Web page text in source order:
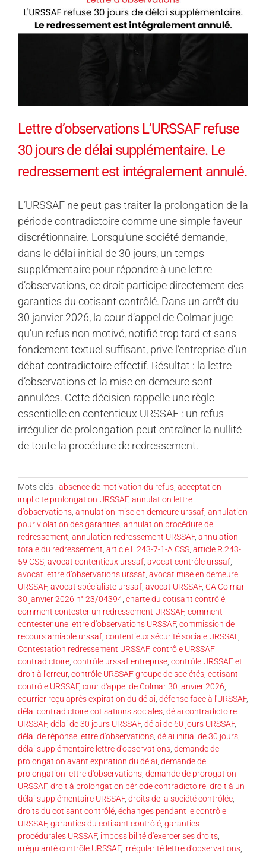
Lettre d’observations L’URSSAF refuse
30 jours de délai supplémentaire. Le
redressement est intégralement annulé.
L’URSSAF ne peut pas traiter la prolongation de la
période contradictoire comme une simple faveur
discrétionnaire. Lorsqu’une société demande,
dans le délai initial de 30 jours, un temps
supplémentaire pour répondre à une lettre
d’observations, ce droit participe directement des
garanties du cotisant contrôlé. Dans un arrêt du
30 janvier 2026, la cour d’appel de Colmar juge
qu’un refus non motivé, notifié trop tard et sans
fondement textuel suffisant, prive l’entreprise d’un
débat contradictoire effectif. Résultat : la lettre
d’observations et la mise en demeure sont
annulées. Cette décision rappelle une règle
essentielle en contentieux URSSAF : un refus
irrégulier de prolongation peut entraîner la nullité
de toute la procédure de redressement.
Mots-clés : absence de motivation du refus acceptation
implicite prolongation URSSAF, annulation lettre
d’observations annulation mise en demeure urssaf annulation
pour violation des garanties annulation procédure de
redressement annulation redressement URSSAF, annulation
totale du redressement article L 243-7-1-A CSS article R.243-
59 CSS avocat contentieux urssaf avocat contrôle urssaf
avocat lettre d’observations urssaf avocat mise en demeure
URSSAF, avocat spécialiste urssaf avocat URSSAF, CA Colmar
30 janvier 2026 n° 23/04394 charte du cotisant contrôlé
comment contester un redressement URSSAF, comment
contester une lettre d'observations URSSAF, commission de
recours amiable urssaf contentieux sécurité sociale URSSAF,
Contestation redressement URSSAF, contrôle URSSAF
contradictoire contrôle urssaf entreprise contrôle URSSAF et
droit à l'erreur, contrôle URSSAF groupe de sociétés cotisant
contrôle URSSAF, cour d'appel de Colmar 30 janvier 2026
courrier reçu après expiration du délai défense face à l'URSSAF,
délai contradictoire cotisations sociales délai contradictoire
URSSAF, délai de 30 jours URSSAF, délai de 60 jours URSSAF,
délai de réponse lettre d'observations délai initial de 30 jours
délai supplémentaire lettre d'observations demande de
prolongation avant expiration du délai demande de
prolongation lettre d'observations demande de prorogation
URSSAF, droit à prolongation période contradictoire droit à un
délai supplémentaire URSSAF, droits de la société contrôlée
droits du cotisant contrôlé échanges pendant le contrôle
URSSAF, garanties du cotisant contrôlé garanties
procédurales URSSAF, impossibilité d'exercer ses droits
irrégularité contrôle URSSAF, irrégularité lettre d'observations